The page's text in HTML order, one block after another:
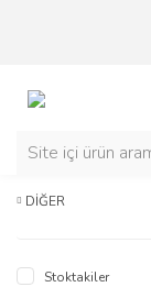
DİĞER
Stoktakiler